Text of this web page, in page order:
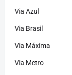
Via Azul
Via Brasil
Via Máxima
Via Metro